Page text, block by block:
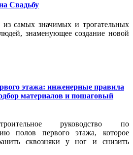
Свадьбу
самых значимых и трогательных
знаменующее создание новой
этажа: инженерные правила
материалов и пошаговый
руководство по
полов первого этажа, которое
сквозняки у ног и снизить